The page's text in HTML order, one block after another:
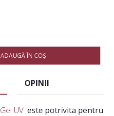
ADAUGĂ ÎN COŞ
OPINII
Gel UV este potrivita pentru